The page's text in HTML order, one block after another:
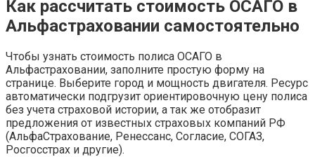
Как рассчитать стоимость ОСАГО в
Альфастраховании самостоятельно
Чтобы узнать стоимость полиса ОСАГО в
Альфастраховании, заполните простую форму на
странице. Выберите город и мощность двигателя. Ресурс
автоматически подгрузит ориентировочную цену полиса
без учета страховой истории, а так же отобразит
предложения от известных страховых компаний РФ
(АльфаСтрахование, Ренессанс, Согласие, СОГАЗ,
Росгосстрах и другие).